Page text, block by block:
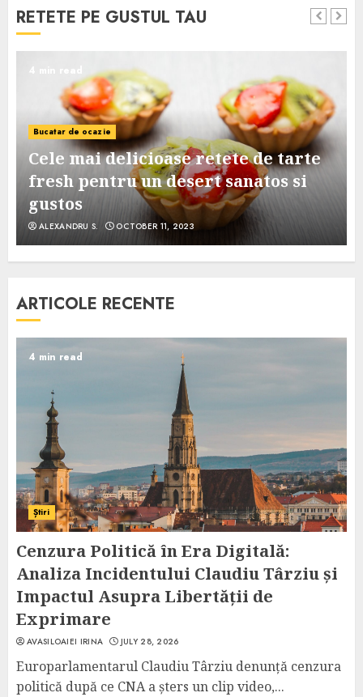
RETETE PE GUSTUL TAU
4 min read
Bucatar de ocazie
Cele mai delicioase retete de tarte
fresh pentru un desert sanatos si
gustos
ALEXANDRU S. OCTOBER 11, 2023
ARTICOLE RECENTE
4 min read
Știri
Cenzura Politică în Era Digitală:
Analiza Incidentului Claudiu Târziu și
Impactul Asupra Libertății de
Exprimare
AVASILOAIEI IRINA JULY 28, 2026
Europarlamentarul Claudiu Târziu denunță cenzura
politică după ce CNA a șters un clip video,...